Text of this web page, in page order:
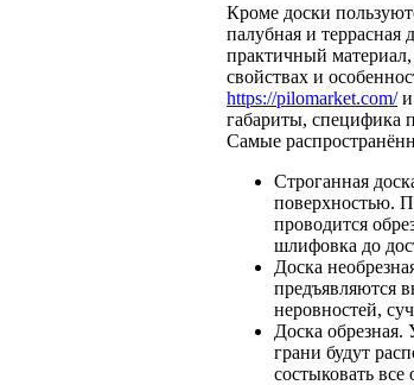
Кроме доски
палубная и
практичный
свойствах и
https://pilomarket.com/и
габариты, специфика
Самые
Строганная
поверхностью.
проводится
шлифовка до
Доска
предъявляются
неровностей,
Доска обрезная.
грани будут
состыковать все